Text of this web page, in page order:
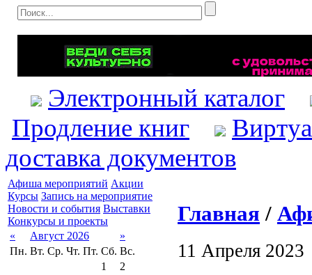
Электронный каталог
Продление книг
доставка документов
Афиша мероприятий Акции
Курсы Запись на мероприятие
Новости и события Выставки
Конкурсы и проекты
«
Август 2026
»
Пн. Вт. Ср. Чт. Пт. Сб. Вс.
1
2
Главная /
11 Апреля 2023